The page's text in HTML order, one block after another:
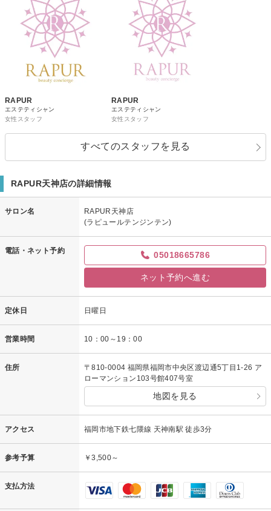
RAPUR
エステティシャン
女性スタッフ
RAPUR
エステティシャン
女性スタッフ
すべてのスタッフを見る
RAPUR天神店の詳細情報
サロン名
RAPUR天神店
(ラピュールテンジンテン)
電話・ネット予約 05018665786
ネット予約へ進む
定休日 日曜日
営業時間 10：00～19：00
住所
〒810-0004 福岡県福岡市中央区渡辺通5丁目1-26 ア
ローマンション103号館407号室
地図を見る
アクセス 福岡市地下鉄七隈線 天神南駅 徒歩3分
参考予算 ￥3,500～
支払方法